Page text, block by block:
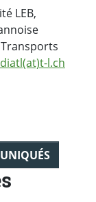
LEB,
l.ch